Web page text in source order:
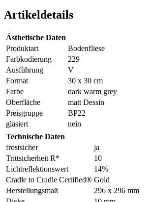
Artikeldetails
Ästhetische Daten
Produktart
Bodenfliese
Farbkodierung
229
Ausführung
V
Format
30 x 30 cm
Farbe
dark warm grey
Oberfläche
matt Dessin
Preisgruppe
BP22
glasiert
nein
Technische Daten
frostsicher
ja
Trittsicherheit R*
10
Lichtreflektionswert
14%
Cradle to Cradle Certified® Gold
Herstellungsmaß
296 x 296 mm